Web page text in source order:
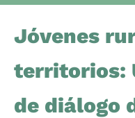
Jóvenes
territorios:
de diálogo